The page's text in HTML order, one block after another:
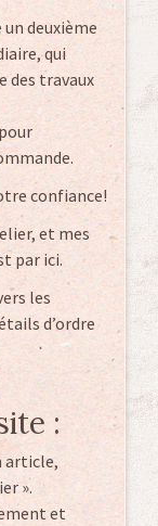
deuxième
qui
des travaux
confiance!
et mes
par ici.
les
d’ordre
:
article,
».
et